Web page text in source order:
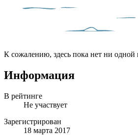
К сожалению, здесь пока нет ни одной
Информация
В рейтинге
Не участвует
Зарегистрирован
18 марта 2017